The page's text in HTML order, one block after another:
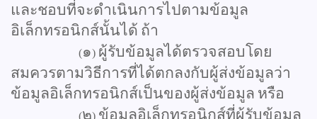
และชอบที่จะดำเนินการไปตามข้อมูล
อิเล็กทรอนิกส์นั้นได้ ถ้า
(๑) ผู้รับข้อมูลได้ตรวจสอบโดย
สมควรตามวิธีการที่ได้ตกลงกับผู้ส่งข้อมูลว่า
ข้อมูลอิเล็กทรอนิกส์เป็นของผู้ส่งข้อมูล หรือ
(๒) ข้อมูลอิเล็กทรอนิกส์ที่ผู้รับข้อมูล